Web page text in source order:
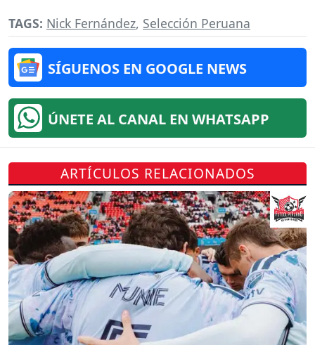
TAGS: Nick Fernández, Selección Peruana
SÍGUENOS EN GOOGLE NEWS
ÚNETE AL CANAL EN WHATSAPP
ARTÍCULOS RELACIONADOS